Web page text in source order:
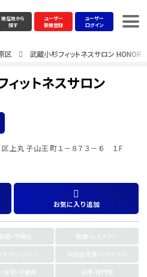
現在地から
探す
ユーザー
新規登録
ユーザー
ログイン
区 武蔵小杉フィットネスサロン HONOR
ィットネスサロン
上丸子山王町１－８７３－６ １F
お気に入り追加
塾・予備校
飲食・レストラン
ドア・レジャー
中古品売買・リサイクル
住宅・不動産
法律・専門家